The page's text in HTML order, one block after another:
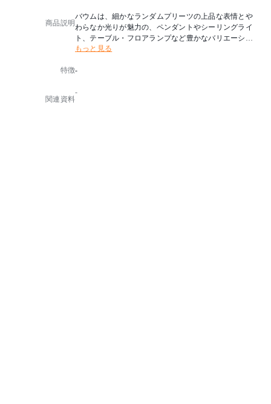
商品説明
バウムは、細かなランダムプリーツの上品な表情とや
わらなか光りが魅力の、ペンダントやシーリングライ
ト、テーブル・フロアランプなど豊かなバリエーショ
ンでコーディネートを愉しめるロングセラーシリーズ
ボリュームのある円筒形ペンダントは、住宅はもちろ
直径800mmの大型モデルが揃います。
もっと見る
特徴-
関連資料
-